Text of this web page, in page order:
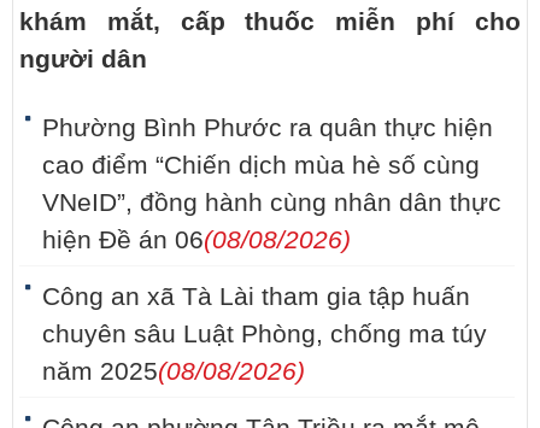
khám mắt, cấp thuốc miễn phí cho
người dân
Phường Bình Phước ra quân thực hiện
cao điểm “Chiến dịch mùa hè số cùng
VNeID”, đồng hành cùng nhân dân thực
hiện Đề án 06(08/08/2026)
Công an xã Tà Lài tham gia tập huấn
chuyên sâu Luật Phòng, chống ma túy
năm 2025(08/08/2026)